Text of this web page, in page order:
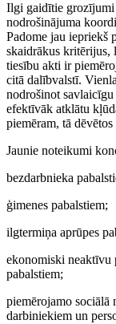
Ilgi gaidītie grozījumi
nodrošinājuma
Padome jau iepriekš
skaidrākus kritērijus,
tiesību akti ir
citā dalībvalstī.
nodrošinot
efektīvāk atklātu
piemēram, tā
Jaunie noteikumi
bezdarbnieka
ģimenes pabalstiem;
ilgtermiņa aprūpes
ekonomiski neaktīvu
pabalstiem;
piemērojamo sociālā
darbiniekiem un